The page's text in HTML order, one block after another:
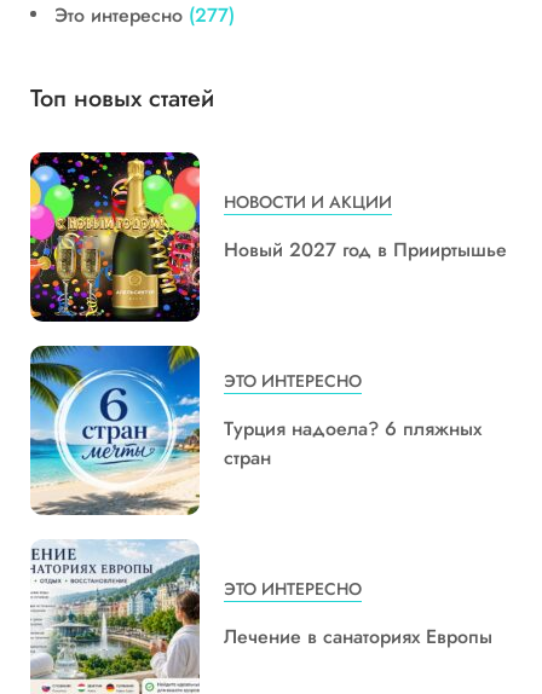
Это интересно (277)
Топ новых статей
НОВОСТИ И АКЦИИ
Новый 2027 год в Прииртышье
ЭТО ИНТЕРЕСНО
Турция надоела? 6 пляжных
стран
ЭТО ИНТЕРЕСНО
Лечение в санаториях Европы